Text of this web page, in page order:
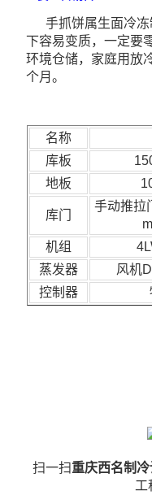
手抓饼属生面冷冻
下容易变质，一定要
环境仓储，家庭用放
个月。
名称
库板
地板
库门
手动推拉
机组
蒸发器
风机
控制器
扫一扫重庆西名制
工